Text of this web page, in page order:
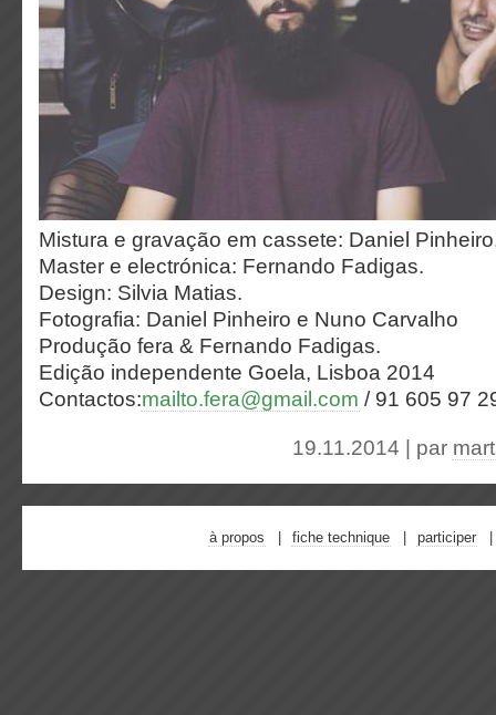
Mistura e gravação em cassete: Daniel
Master e electrónica: Fernando Fadigas.
Design: Silvia Matias.
Fotografia: Daniel Pinheiro e Nuno Carvalho
Produção fera & Fernando Fadigas.
Edição independente Goela, Lisboa 2014
Contactos:mailto.fera@gmail.com / 91 605 97
19.11.2014 | par
à propos fiche technique participer